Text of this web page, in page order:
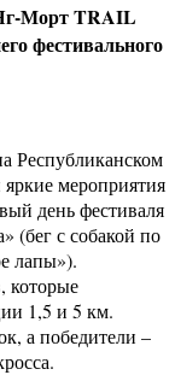
Морт TRAIL
фестивального
Республиканском
мероприятия
день фестиваля
(бег с собакой по
лапы»).
которые
1,5 и 5 км.
а победители –